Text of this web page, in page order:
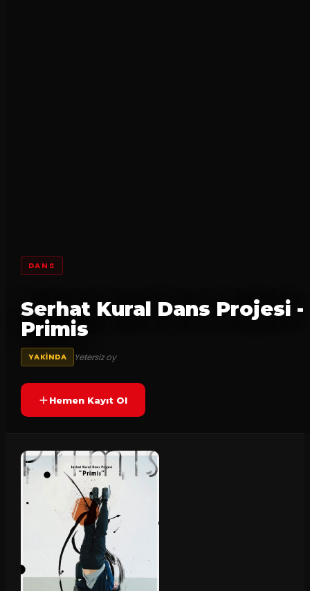
DANS
Serhat Kural Dans Projesi -
Primis
YAKINDA Yetersiz oy
Hemen Kayıt Ol